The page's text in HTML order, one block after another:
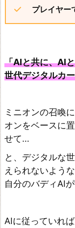
プレイヤー
「AIと共に、AI
世代デジタルカ
ミニオンの召喚
オンをベースに
せて…
と、デジタルな
えられないよう
自分のバディAI
AIに従っていれ